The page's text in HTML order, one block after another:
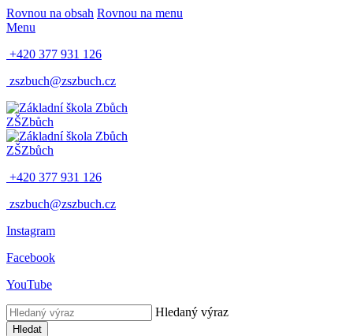
Rovnou na obsah Rovnou na menu
Menu
+420 377 931 126
zszbuch@zszbuch.cz
ZŠZbůch
ZŠZbůch
+420 377 931 126
zszbuch@zszbuch.cz
Instagram
Facebook
YouTube
Hledaný výraz
Hledat